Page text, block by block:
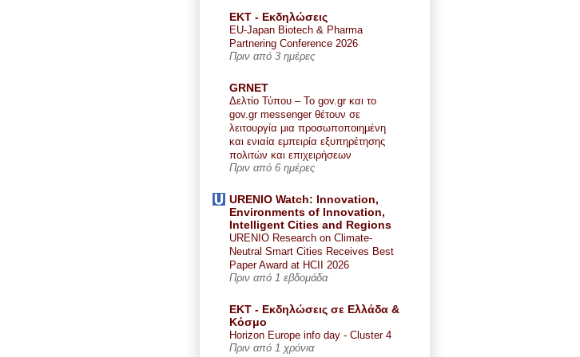
ΕΚΤ - Εκδηλώσεις
EU-Japan Biotech & Pharma
Partnering Conference 2026
Πριν από 3 ημέρες
GRNET
Δελτίο Τύπου – Το gov.gr και το
gov.gr messenger θέτουν σε
λειτουργία μια προσωποποιημένη
και ενιαία εμπειρία εξυπηρέτησης
πολιτών και επιχειρήσεων
Πριν από 6 ημέρες
URENIO Watch: Innovation,
Environments of Innovation,
Intelligent Cities and Regions
URENIO Research on Climate-
Neutral Smart Cities Receives Best
Paper Award at HCII 2026
Πριν από 1 εβδομάδα
ΕΚΤ - Εκδηλώσεις σε Ελλάδα &
Κόσμο
Horizon Europe info day - Cluster 4
Πριν από 1 χρόνια